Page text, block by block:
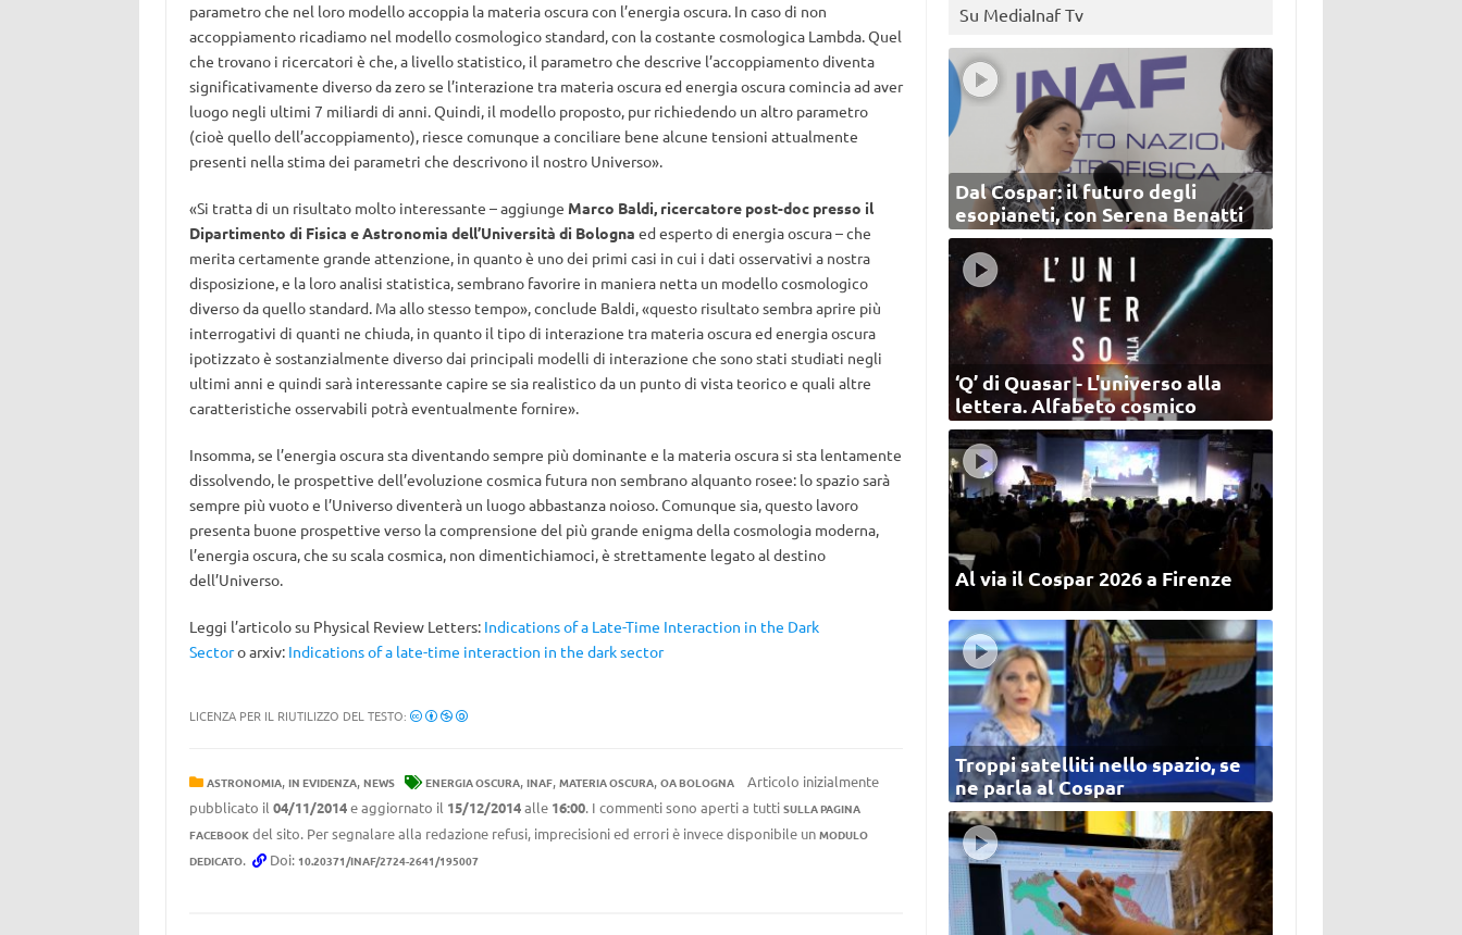
parametro che nel loro modello accoppia la materia oscura con l’energia oscura. In caso di non
accoppiamento ricadiamo nel modello cosmologico standard, con la costante cosmologica Lambda. Quel
che trovano i ricercatori è che, a livello statistico, il parametro che descrive l’accoppiamento diventa
significativamente diverso da zero se l’interazione tra materia oscura ed energia oscura comincia ad aver
luogo negli ultimi 7 miliardi di anni. Quindi, il modello proposto, pur richiedendo un altro parametro
(cioè quello dell’accoppiamento), riesce comunque a conciliare bene alcune tensioni attualmente
presenti nella stima dei parametri che descrivono il nostro Universo».
«Si tratta di un risultato molto interessante – aggiunge Marco Baldi, ricercatore post-doc presso il
Dipartimento di Fisica e Astronomia dell’Università di Bologna ed esperto di energia oscura – che
merita certamente grande attenzione, in quanto è uno dei primi casi in cui i dati osservativi a nostra
disposizione, e la loro analisi statistica, sembrano favorire in maniera netta un modello cosmologico
diverso da quello standard. Ma allo stesso tempo», conclude Baldi, «questo risultato sembra aprire più
interrogativi di quanti ne chiuda, in quanto il tipo di interazione tra materia oscura ed energia oscura
ipotizzato è sostanzialmente diverso dai principali modelli di interazione che sono stati studiati negli
ultimi anni e quindi sarà interessante capire se sia realistico da un punto di vista teorico e quali altre
caratteristiche osservabili potrà eventualmente fornire».
Insomma, se l’energia oscura sta diventando sempre più dominante e la materia oscura si sta lentamente
dissolvendo, le prospettive dell’evoluzione cosmica futura non sembrano alquanto rosee: lo spazio sarà
sempre più vuoto e l’Universo diventerà un luogo abbastanza noioso. Comunque sia, questo lavoro
presenta buone prospettive verso la comprensione del più grande enigma della cosmologia moderna,
l’energia oscura, che su scala cosmica, non dimentichiamoci, è strettamente legato al destino
dell’Universo.
Leggi l’articolo su Physical Review Letters: Indications of a Late-Time Interaction in the Dark
Sectoroarxiv: Indications of a late-time interaction in the dark sector
LICENZA PER IL RIUTILIZZO DEL TESTO:
ASTRONOMIA, IN EVIDENZA, NEWS ENERGIA OSCURA, INAF, MATERIA OSCURA, OA BOLOGNA
Articolo inizialmente
pubblicato il 04/11/2014e aggiornato il 15/12/2014alle 16:00. I commenti sono aperti a tutti SULLA PAGINA
FACEBOOKdel sito. Per segnalare alla redazione refusi, imprecisioni ed errori è invece disponibile un MODULO
DEDICATO. Doi: 10.20371/INAF/2724-2641/195007
Su MediaInaf Tv
Dal Cospar: il futuro degli
esopianeti, con Serena Benatti
‘Q’ di Quasar - L'universo alla
lettera. Alfabeto cosmico
Al via il Cospar 2026 a Firenze
Troppi satelliti nello spazio, se
ne parla al Cospar